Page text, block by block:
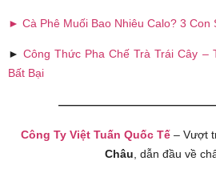
► Cà Phê Muối Bao Nhiêu Calo? 3 Con
►Công Thức Pha Chế Trà Trái Cây –
Bất Bại
Công Ty Việt Tuấn Quốc Tế – Vượt
Châu , dẫn đầu về